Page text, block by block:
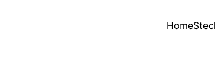
Home